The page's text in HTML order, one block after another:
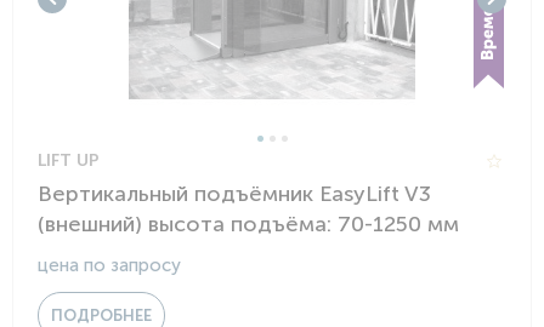
LIFT UP
Вертикальный подъёмник EasyLift V3
(внешний) высота подъёма: 70-1250 мм
цена по запросу
ПОДРОБНЕЕ